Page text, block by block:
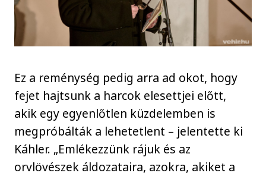
Ez a reménység pedig arra ad okot, hogy
fejet hajtsunk a harcok elesettjei előtt,
akik egy egyenlőtlen küzdelemben is
megpróbálták a lehetetlent – jelentette ki
Káhler. „Emlékezzünk rájuk és az
orvlövészek áldozataira, azokra, akiket a